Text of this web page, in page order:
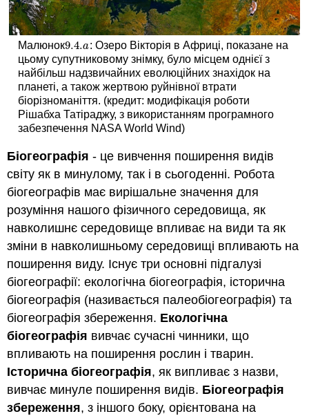
Малюнок9.4.a
9.4.a: Озеро Вікторія в Африці, показане на
цьому супутниковому знімку, було місцем однієї з
найбільш надзвичайних еволюційних знахідок на
планеті, а також жертвою руйнівної втрати
біорізноманіття. (кредит: модифікація роботи
Рішабха Татіраджу, з використанням програмного
забезпечення NASA World Wind)
Біогеографія - це вивчення поширення видів
світу як в минулому, так і в сьогоденні. Робота
біогеографів має вирішальне значення для
розуміння нашого фізичного середовища, як
навколишнє середовище впливає на види та як
зміни в навколишньому середовищі впливають на
поширення виду. Існує три основні підгалузі
біогеографії: екологічна біогеографія, історична
біогеографія (називається палеобіогеографія) та
біогеографія збереження. Екологічна
біогеографія вивчає сучасні чинники, що
впливають на поширення рослин і тварин.
Історична біогеографія, як випливає з назви,
вивчає минуле поширення видів. Біогеографія
збереження, з іншого боку, орієнтована на